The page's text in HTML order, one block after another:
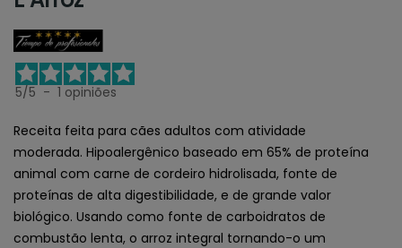
5/5 - 1 opiniões
Receita feita para cães adultos com atividade
moderada. Hipoalergênico baseado em 65% de proteína
animal com carne de cordeiro hidrolisada, fonte de
proteínas de alta digestibilidade, e de grande valor
biológico. Usando como fonte de carboidratos de
combustão lenta, o arroz integral tornando-o um